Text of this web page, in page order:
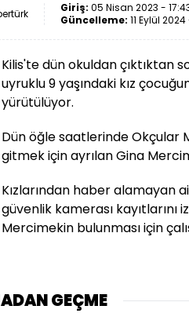
Giriş: 05 Nisan 2023 -
Güncelleme: 11 Eylül 2024
Kilis'te dün okuldan çıktıktan
uyruklu 9 yaşındaki kız
yürütülüyor.
Dün öğle saatlerinde Okçular
gitmek için ayrılan Gina
Kızlarından haber alamayan
güvenlik kamerası
Mercimekin bulunması için
GEÇME